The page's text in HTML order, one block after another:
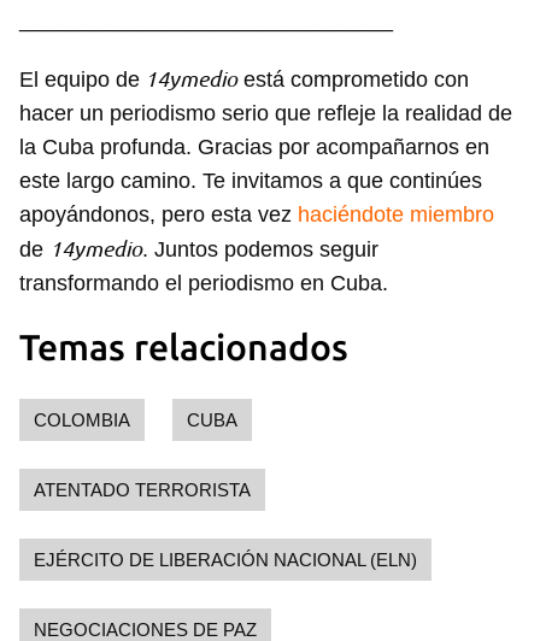
Guardar como favorito
Para poder guardar como favorito, primero has de
El equipo de 14ymedioestá comprometido con
hacer un periodismo serio que refleje la realidad de
la Cuba profunda. Gracias por acompañarnos en
este largo camino. Te invitamos a que continúes
apoyándonos, pero esta vez haciéndote miembro
de 14ymedio. Juntos podemos seguir
transformando el periodismo en Cuba.
Temas relacionados
COLOMBIA CUBA
ATENTADO TERRORISTA
EJÉRCITO DE LIBERACIÓN NACIONAL (ELN)
NEGOCIACIONES DE PAZ